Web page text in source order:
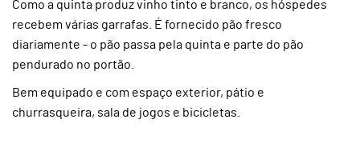
Como a quinta produz vinho tinto e branco, os hóspedes
recebem várias garrafas. É fornecido pão fresco
diariamente - o pão passa pela quinta e parte do pão
pendurado no portão.
Bem equipado e com espaço exterior, pátio e
churrasqueira, sala de jogos e bicicletas.